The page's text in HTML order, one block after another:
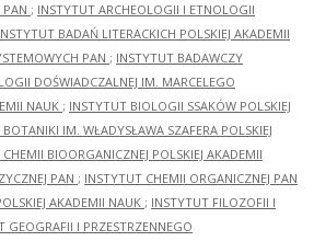
; INSTYTUT ARCHEOLOGII I ETNOLOGII
BADAŃ LITERACKICH POLSKIEJ AKADEMII
PAN ; INSTYTUT BADAWCZY
DOŚWIADCZALNEJ IM. MARCELEGO
NAUK ; INSTYTUT BIOLOGII SSAKÓW POLSKIEJ
IM. WŁADYSŁAWA SZAFERA POLSKIEJ
BIOORGANICZNEJ POLSKIEJ AKADEMII
PAN ; INSTYTUT CHEMII ORGANICZNEJ PAN
AKADEMII NAUK ; INSTYTUT FILOZOFII I
GEOGRAFII I PRZESTRZENNEGO